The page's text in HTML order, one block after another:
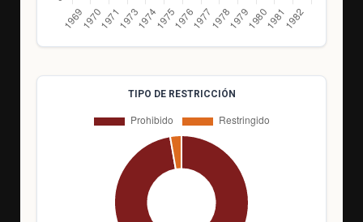
TIPO DE RESTRICCIÓN